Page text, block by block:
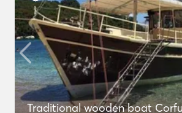
Traditional wooden boat Corfu